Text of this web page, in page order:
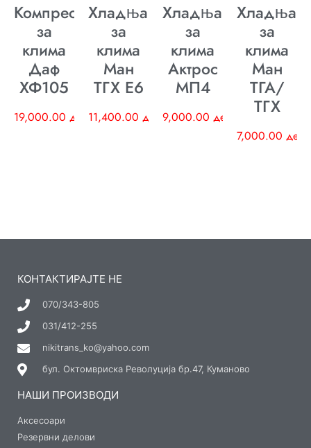
Компресор
за
клима
Даф
ХФ105
19,000.00 ден
Хладњак
за
клима
Ман
ТГХ E6
11,400.00 ден
Хладњак
за
клима
Актрос
МП4
9,000.00 ден
Хладњак
за
клима
Ман
ТГА/
ТГХ
7,000.00 ден
КОНТАКТИРАЈТЕ НЕ
070/343-805
031/412-255
nikitrans_ko@yahoo.com
бул. Октомвриска Револуција бр.47, Куманово
НАШИ ПРОИЗВОДИ
Аксесоари
Резервни делови